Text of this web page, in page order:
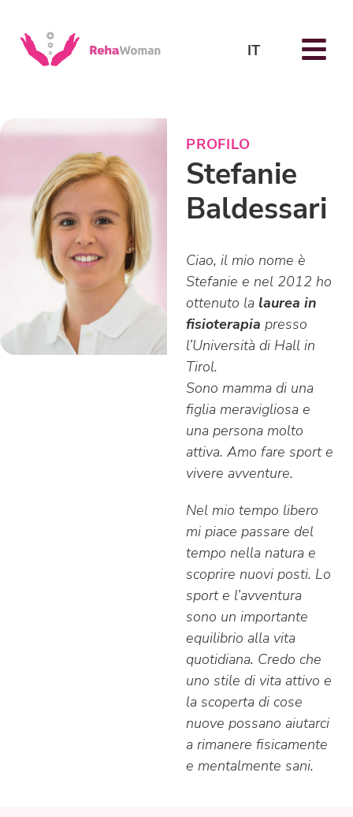
IT
PROFILO
Stefanie
Baldessari
Ciao, il mio nome è
Stefanie e nel 2012 ho
ottenuto la laurea in
fisioterapia presso
l’Università di Hall in
Tirol.
Sono mamma di una
figlia meravigliosa e
una persona molto
attiva. Amo fare sport e
vivere avventure.
Nel mio tempo libero
mi piace passare del
tempo nella natura e
scoprire nuovi posti. Lo
sport e l’avventura
sono un importante
equilibrio alla vita
quotidiana. Credo che
uno stile di vita attivo e
la scoperta di cose
nuove possano aiutarci
a rimanere fisicamente
e mentalmente sani.